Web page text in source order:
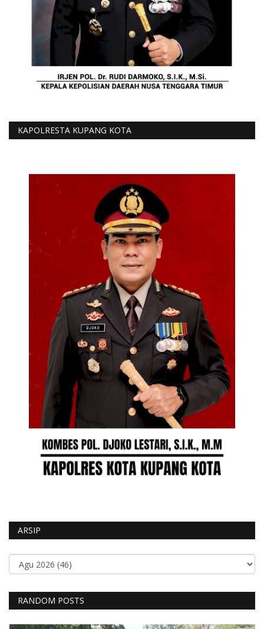
KAPOLRESTA KUPANG KOTA
ARSIP
RANDOM POSTS